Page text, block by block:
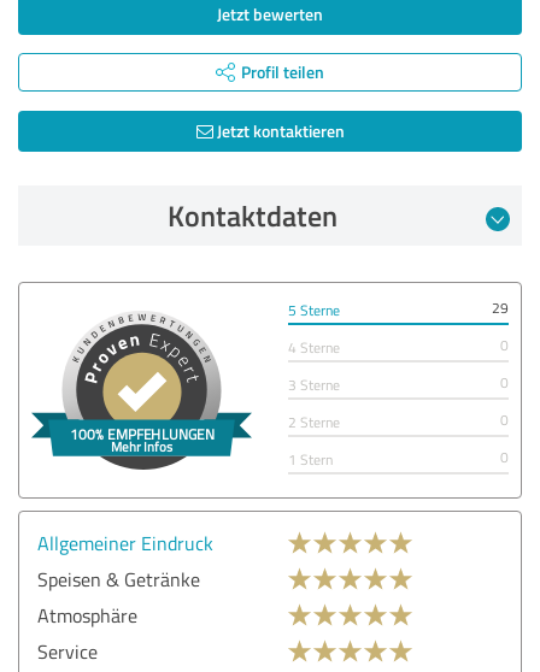
Jetzt bewerten
Profil teilen
Jetzt kontaktieren
Kontaktdaten
5 Sterne
29
4 Sterne
0
3 Sterne
0
2 Sterne
0
1 Stern
0
Allgemeiner Eindruck
Speisen & Getränke
Atmosphäre
Service